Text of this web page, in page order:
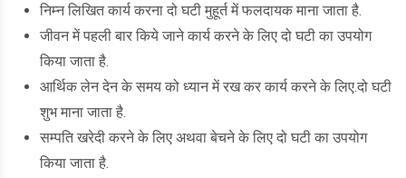
निम्न लिखित कार्य करना दो घटी मुहूर्त में फलदायक माना जाता है.
जीवन में पहली बार किये जाने कार्य करने के लिए दो घटी का उपयोग
किया जाता है.
आर्थिक लेन देन के समय को ध्यान में रख कर कार्य करने के लिए.दो घटी
शुभ माना जाता है.
सम्पति खरेदी करने के लिए अथवा बेचने के लिए दो घटी का उपयोग
किया जाता है.